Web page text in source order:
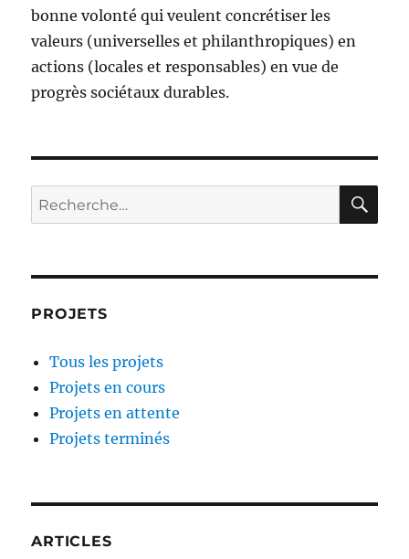
bonne volonté qui veulent concrétiser les
valeurs (universelles et philanthropiques) en
actions (locales et responsables) en vue de
progrès sociétaux durables.
Recherche
pour :
PROJETS
Tous les projets
Projets en cours
Projets en attente
Projets terminés
ARTICLES